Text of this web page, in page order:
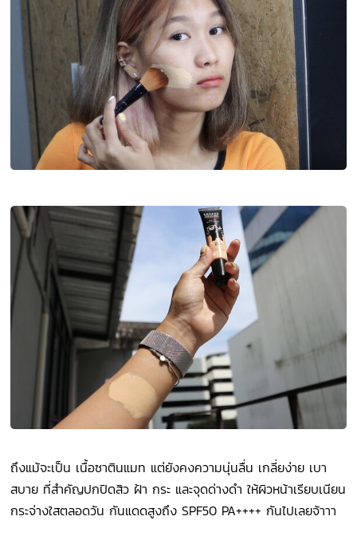
ถึงแม้จะเป็น เนื้อซาตินแมท แต่ยังคงความนุ่นลื่น เกลี่ยง่าย เบา
สบาย ที่สำคัญปกปิดสิว ฝ้า กระ และจุดด่างดำ ให้ผิวหน้าเรียบเนียน
กระจ่างใสตลอดวัน กันแดดสูงถึง SPF50 PA++++ กันไปเลยจ้าาา